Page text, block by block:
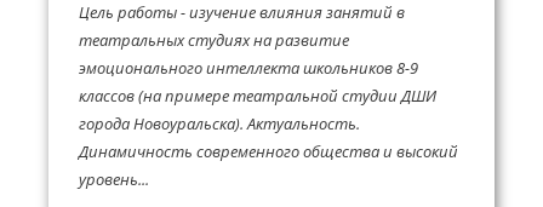
Цель работы - изучение влияния занятий в
театральных студиях на развитие
эмоционального интеллекта школьников 8-9
классов (на примере театральной студии ДШИ
города Новоуральска). Актуальность.
Динамичность современного общества и высокий
уровень...